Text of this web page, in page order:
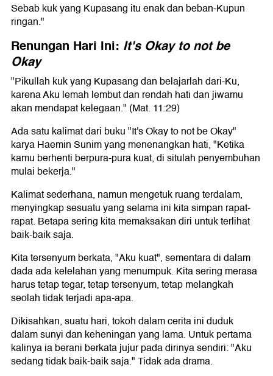
Sebab kuk yang Kupasang itu enak dan beban-Kupun
ringan."
Renungan Hari Ini: It's Okay to not be
Okay
"Pikullah kuk yang Kupasang dan belajarlah dari-Ku,
karena Aku lemah lembut dan rendah hati dan jiwamu
akan mendapat kelegaan." (Mat. 11:29)
Ada satu kalimat dari buku "It's Okay to not be Okay"
karya Haemin Sunim yang menenangkan hati, "Ketika
kamu berhenti berpura-pura kuat, di situlah penyembuhan
mulai bekerja."
Kalimat sederhana, namun mengetuk ruang terdalam,
menyingkap sesuatu yang selama ini kita simpan rapat-
rapat. Betapa sering kita memaksakan diri untuk terlihat
baik-baik saja.
Kita tersenyum berkata, "Aku kuat", sementara di dalam
dada ada kelelahan yang menumpuk. Kita sering merasa
harus tetap tegar, tetap tersenyum, tetap melangkah
seolah tidak terjadi apa-apa.
Dikisahkan, suatu hari, tokoh dalam cerita ini duduk
dalam sunyi dan keheningan yang lama. Untuk pertama
kalinya ia berani berkata jujur pada dirinya sendiri: "Aku
sedang tidak baik-baik saja." Tidak ada drama.